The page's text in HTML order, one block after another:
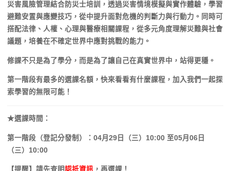
災害風險管理結合防災士培訓，透過災害情境模擬與實作體驗， 學習
避難安置與應變技巧，從中提升面對危機的判斷力與行動力。 同時可
搭配法律、人權、心理與醫療相關課程， 從多元角度理解災難與社會
議題， 培養在不確定世界中應對挑戰的能力。
修課不只是為了學分，而是為了讓自己在真實世界中，站得更穩。
第一階段有最多的選課名額，快來看看有什麼課程， 加入我們一起探
索學習的無限可能！
★選課時間：
第一階段（登記分發制）：04月29日（三）10:00 至05月06日
（三）10:00
【提醒】請先查明認抵資訊，再選課！